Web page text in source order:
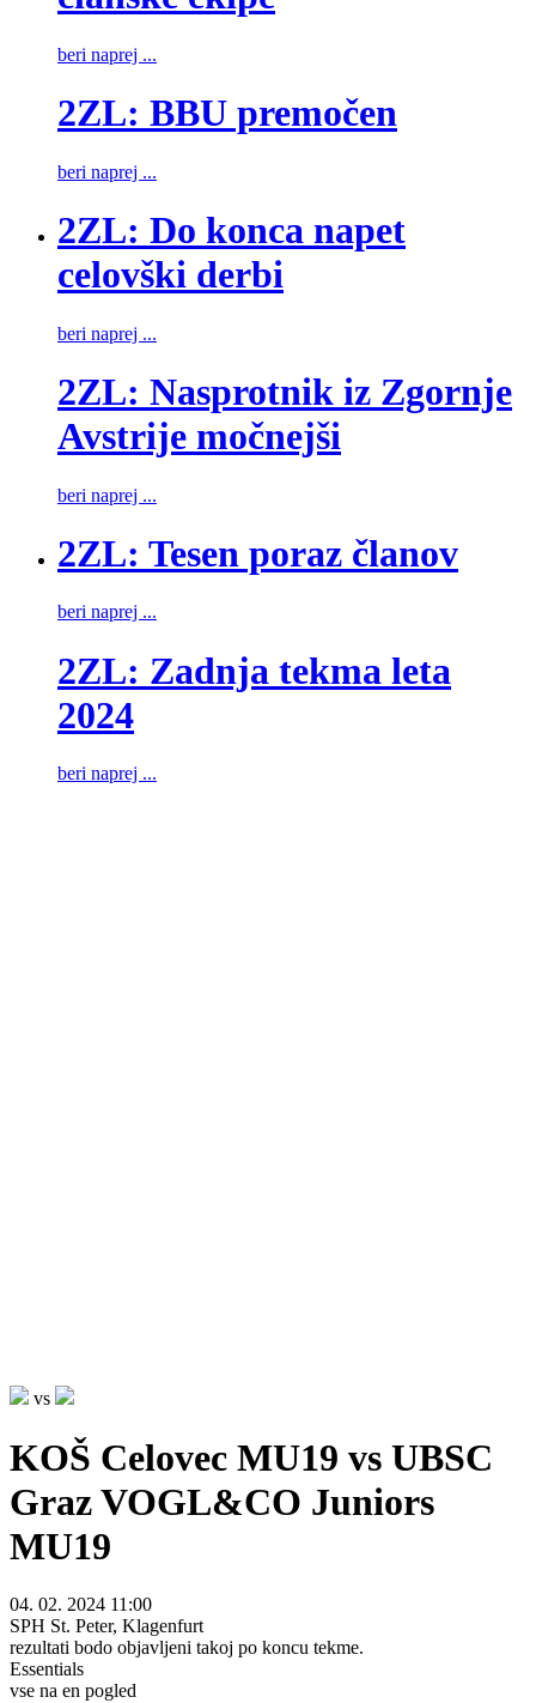
beri naprej ...
2ZL: BBU premočen
beri naprej ...
2ZL: Do konca napet
celovški derbi
beri naprej ...
2ZL: Nasprotnik iz Zgornje
Avstrije močnejši
beri naprej ...
2ZL: Tesen poraz članov
beri naprej ...
2ZL: Zadnja tekma leta
2024
beri naprej ...
vs
KOŠ Celovec MU19 vs UBSC
Graz VOGL&CO Juniors
MU19
04. 02. 2024 11:00
SPH St. Peter, Klagenfurt
rezultati bodo objavljeni takoj po koncu tekme.
Essentials
vse na en pogled